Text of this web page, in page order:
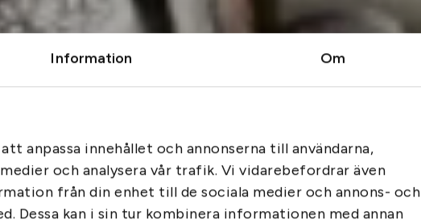
Information Om
anpassa innehållet och annonserna till användarna,
och analysera vår trafik. Vi vidarebefordrar även
från din enhet till de sociala medier och annons- och
Dessa kan i sin tur kombinera informationen med annan
egna vapenverkstad